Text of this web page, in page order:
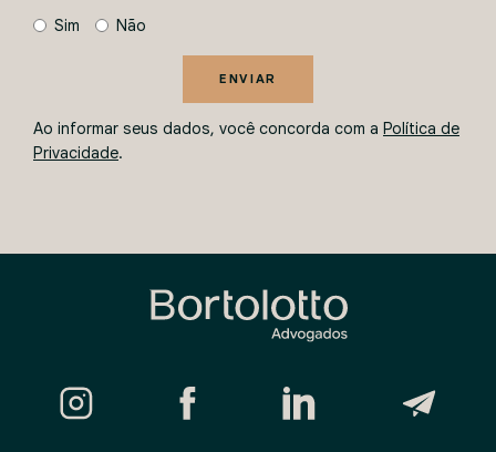
Sim
Não
ENVIAR
Ao informar seus dados, você concorda com a Política de
Privacidade.